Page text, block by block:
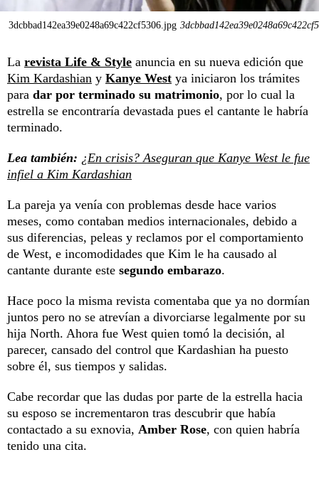
3dcbbad142ea39e0248a69c422cf5306.jpg
La revista Life & Style anuncia en su nueva edición que
Kim Kardashian y Kanye West ya iniciaron los trámites
para dar por terminado su matrimonio, por lo cual la
estrella se encontraría devastada pues el cantante le habría
terminado.
Lea también: ¿En crisis? Aseguran que Kanye West le fue
infiel a Kim Kardashian
La pareja ya venía con problemas desde hace varios
meses, como contaban medios internacionales, debido a
sus diferencias, peleas y reclamos por el comportamiento
de West, e incomodidades que Kim le ha causado al
cantante durante este segundo embarazo.
Hace poco la misma revista comentaba que ya no dormían
juntos pero no se atrevían a divorciarse legalmente por su
hija North. Ahora fue West quien tomó la decisión, al
parecer, cansado del control que Kardashian ha puesto
sobre él, sus tiempos y salidas.
Cabe recordar que las dudas por parte de la estrella hacia
su esposo se incrementaron tras descubrir que había
contactado a su exnovia, Amber Rose, con quien habría
tenido una cita.